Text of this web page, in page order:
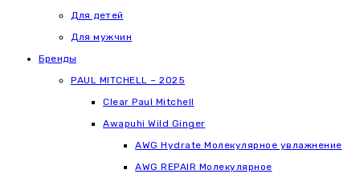
Для детей
Для мужчин
Бренды
PAUL MITCHELL – 2025
Clear Paul Mitchell
Awapuhi Wild Ginger
AWG Hydrate Молекулярное увлажнение
AWG REPAIR Молекулярное